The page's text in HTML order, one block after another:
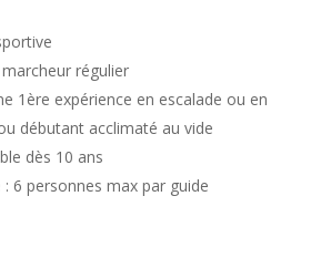
marcheur régulier
1ère expérience en escalade ou en
débutant acclimaté au vide
dès 10 ans
: 6 personnes max par guide